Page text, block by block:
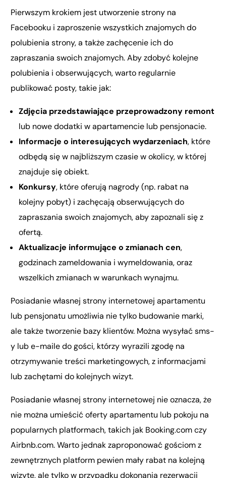
Pierwszym krokiem jest utworzenie strony na
Facebooku i zaproszenie wszystkich znajomych do
polubienia strony, a także zachęcenie ich do
zapraszania swoich znajomych. Aby zdobyć kolejne
polubienia i obserwujących, warto regularnie
publikować posty, takie jak:
Zdjęcia przedstawiające przeprowadzony remont
lub nowe dodatki w apartamencie lub pensjonacie.
Informacje o interesujących wydarzeniach, które
odbędą się w najbliższym czasie w okolicy, w której
znajduje się obiekt.
Konkursy, które oferują nagrody (np. rabat na
kolejny pobyt) i zachęcają obserwujących do
zapraszania swoich znajomych, aby zapoznali się z
ofertą.
Aktualizacje informujące o zmianach cen,
godzinach zameldowania i wymeldowania, oraz
wszelkich zmianach w warunkach wynajmu.
Posiadanie własnej strony internetowej apartamentu
lub pensjonatu umożliwia nie tylko budowanie marki,
ale także tworzenie bazy klientów. Można wysyłać sms-
y lub e-maile do gości, którzy wyrazili zgodę na
otrzymywanie treści marketingowych, z informacjami
lub zachętami do kolejnych wizyt.
Posiadanie własnej strony internetowej nie oznacza, że
nie można umieścić oferty apartamentu lub pokoju na
popularnych platformach, takich jak Booking.com czy
Airbnb.com. Warto jednak zaproponować gościom z
zewnętrznych platform pewien mały rabat na kolejną
wizytę, ale tylko w przypadku dokonania rezerwacji